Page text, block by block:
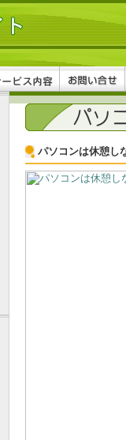
パソコンは休憩し